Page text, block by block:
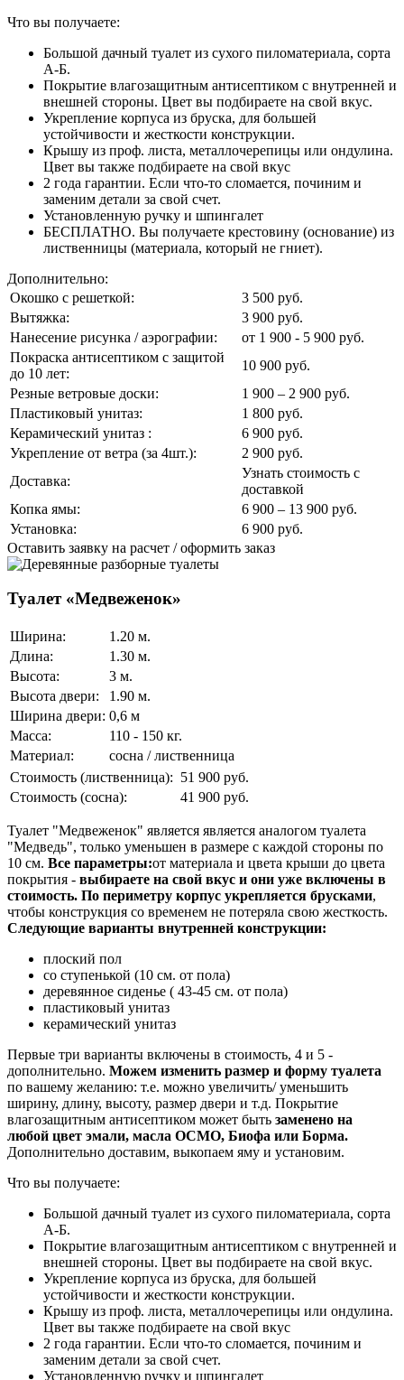
Что вы получаете:
Большой дачный туалет из сухого пиломатериала, сорта
А-Б.
Покрытие влагозащитным антисептиком с внутренней и
внешней стороны. Цвет вы подбираете на свой вкус.
Укрепление корпуса из бруска, для большей
устойчивости и жесткости конструкции.
Крышу из проф. листа, металлочерепицы или ондулина.
Цвет вы также подбираете на свой вкус
2 года гарантии. Если что-то сломается, починим и
заменим детали за свой счет.
Установленную ручку и шпингалет
БЕСПЛАТНО. Вы получаете крестовину (основание) из
лиственницы (материала, который не гниет).
Дополнительно:
Окошко с решеткой:
3 500 руб.
Вытяжка:
3 900 руб.
Нанесение рисунка / аэрографии:
от 1 900 - 5 900 руб.
Покраска антисептиком с защитой
до 10 лет:
10 900 руб.
Резные ветровые доски:
1 900 – 2 900 руб.
Пластиковый унитаз:
1 800 руб.
Керамический унитаз :
6 900 руб.
Укрепление от ветра (за 4шт.):
2 900 руб.
Доставка:
Узнать стоимость с
доставкой
Копка ямы:
6 900 – 13 900 руб.
Установка:
6 900 руб.
Оставить заявку на расчет / оформить заказ
Туалет «Медвеженок»
Ширина:
1.20 м.
Длина:
1.30 м.
Высота:
3 м.
Высота двери:
1.90 м.
Ширина двери: 0,6 м
Масса:
110 - 150 кг.
Материал:
сосна / лиственница
Стоимость (лиственница): 51 900 руб.
Стоимость (сосна):
41 900 руб.
Туалет "Медвеженок" является является аналогом туалета
"Медведь", только уменьшен в размере с каждой стороны по
10 см. Все параметры:от материала и цвета крыши до цвета
покрытия - выбираете на свой вкус и они уже включены в
стоимость. По периметру корпус укрепляется брусками,
чтобы конструкция со временем не потеряла свою жесткость.
Следующие варианты внутренней конструкции:
плоский пол
со ступенькой (10 см. от пола)
деревянное сиденье ( 43-45 см. от пола)
пластиковый унитаз
керамический унитаз
Первые три варианты включены в стоимость, 4 и 5 -
дополнительно. Можем изменить размер и форму туалета
по вашему желанию: т.е. можно увеличить/ уменьшить
ширину, длину, высоту, размер двери и т.д. Покрытие
влагозащитным антисептиком может быть заменено на
любой цвет эмали, масла ОСМО, Биофа или Борма.
Дополнительно доставим, выкопаем яму и установим.
Что вы получаете:
Большой дачный туалет из сухого пиломатериала, сорта
А-Б.
Покрытие влагозащитным антисептиком с внутренней и
внешней стороны. Цвет вы подбираете на свой вкус.
Укрепление корпуса из бруска, для большей
устойчивости и жесткости конструкции.
Крышу из проф. листа, металлочерепицы или ондулина.
Цвет вы также подбираете на свой вкус
2 года гарантии. Если что-то сломается, починим и
заменим детали за свой счет.
Установленную ручку и шпингалет